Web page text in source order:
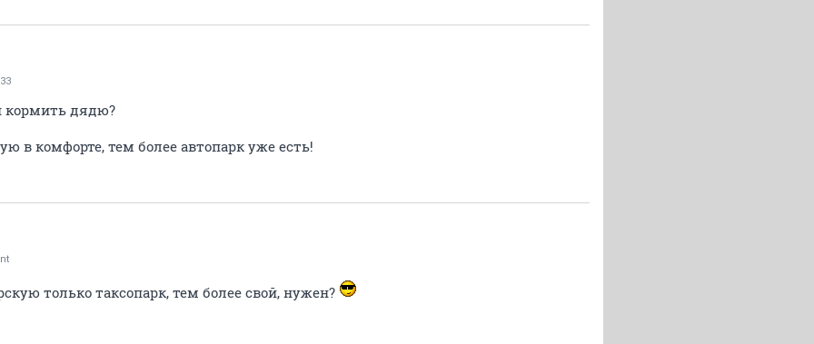
кормить дядю?
в комфорте, тем более автопарк уже есть!
только таксопарк, тем более свой, нужен?